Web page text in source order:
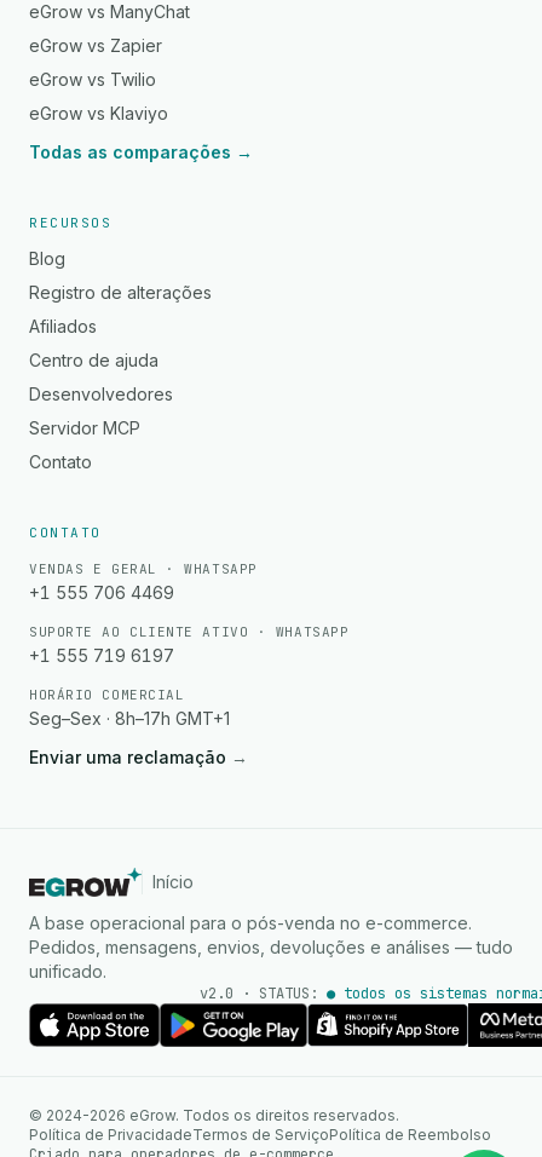
eGrow vs ManyChat
eGrow vs Zapier
eGrow vs Twilio
eGrow vs Klaviyo
Todas as comparações →
RECURSOS
Blog
Registro de alterações
Afiliados
Centro de ajuda
Desenvolvedores
Servidor MCP
Contato
CONTATO
VENDAS E GERAL · WHATSAPP
+1 555 706 4469
SUPORTE AO CLIENTE ATIVO · WHATSAPP
+1 555 719 6197
HORÁRIO COMERCIAL
Seg–Sex · 8h–17h GMT+1
Enviar uma reclamação →
Início
A base operacional para o pós-venda no e-commerce.
Pedidos, mensagens, envios, devoluções e análises — tudo
unificado.
v2.0 · STATUS: ● todos os sistemas
© 2024-2026 eGrow. Todos os direitos reservados.
Política de PrivacidadeTermos de ServiçoPolítica de Reembolso
WhatsApp